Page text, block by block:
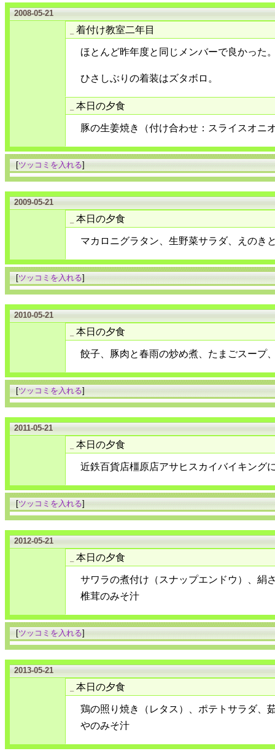
2008-05-21
着付け教室二年目
ほとんど昨年度と同じメンバーで良かった
ひさしぶりの着装はズタボロ。
本日の夕食
豚の生姜焼き（付け合わせ：スライスオニ
[ツッコミを入れる]
2009-05-21
本日の夕食
マカロニグラタン、生野菜サラダ、えのき
[ツッコミを入れる]
2010-05-21
本日の夕食
餃子、豚肉と春雨の炒め煮、たまごスープ
[ツッコミを入れる]
2011-05-21
本日の夕食
近鉄百貨店橿原店アサヒスカイバイキング
[ツッコミを入れる]
2012-05-21
本日の夕食
サワラの煮付け（スナップエンドウ）、絹
椎茸のみそ汁
[ツッコミを入れる]
2013-05-21
本日の夕食
鶏の照り焼き（レタス）、ポテトサラダ、
やのみそ汁